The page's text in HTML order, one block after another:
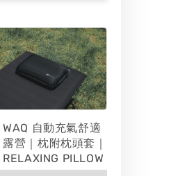
WAQ 自動充氣舒適
露營｜枕附枕頭套｜
RELAXING PILLOW